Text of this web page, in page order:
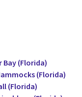
Bay (Florida)
(Florida)
(Florida)